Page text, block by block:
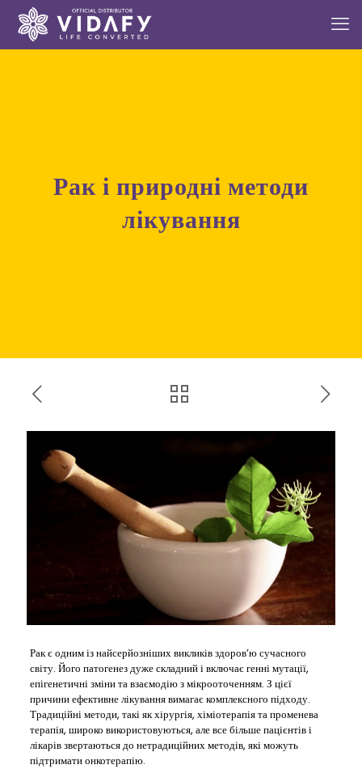
Рак і природні методи
лікування
Рак є одним із найсерйозніших викликів здоров’ю сучасного
світу. Його патогенез дуже складний і включає генні мутації,
епігенетичні зміни та взаємодію з мікрооточенням. З цієї
причини ефективне лікування вимагає комплексного підходу.
Традиційні методи, такі як хірургія, хіміотерапія та променева
терапія, широко використовуються, але все більше пацієнтів і
лікарів звертаються до нетрадиційних методів, які можуть
підтримати онкотерапію.